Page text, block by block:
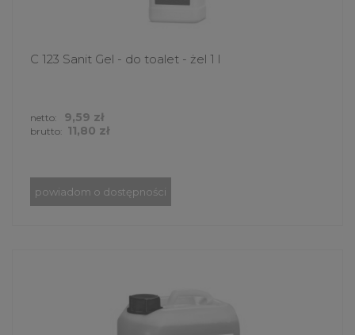
C 123 Sanit Gel - do toalet - żel 1 l
brutto: 11,80 zł
netto: 9,59 zł
powiadom o dostępności